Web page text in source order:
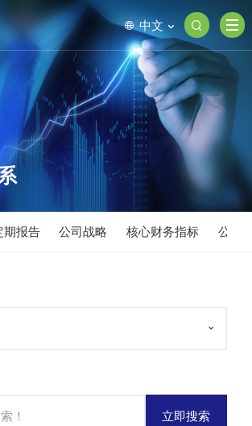
中文
期报告 公司战略 核心财务指标 公司
立即搜索